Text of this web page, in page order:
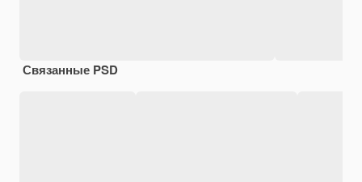
Связанные PSD